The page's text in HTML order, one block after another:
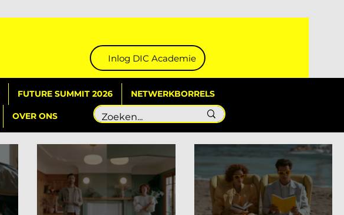
Inlog DIC Academie
FUTURE SUMMIT 2026 NETWERKBORRELS
OVER ONS